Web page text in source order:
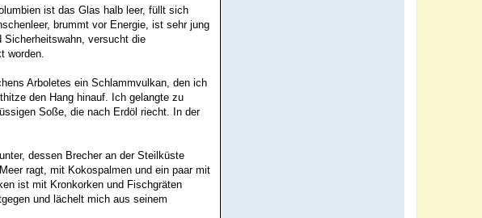
ist das Glas halb leer, füllt sich
brummt vor Energie, ist sehr jung
Sicherheitswahn, versucht die
worden.
Arboletes ein Schlammvulkan, den ich
den Hang hinauf. Ich gelangte zu
Soße, die nach Erdöl riecht. In der
dessen Brecher an der Steilküste
ragt, mit Kokospalmen und ein paar mit
ist mit Kronkorken und Fischgräten
und lächelt mich aus seinem